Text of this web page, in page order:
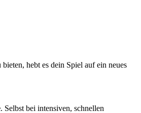
hebt es dein Spiel auf ein neues
. Selbst bei intensiven, schnellen